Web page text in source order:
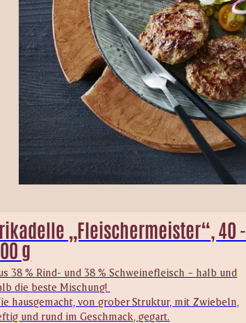
„Fleischermeister“, 40 -
g
38 % Rind- und 38 % Schweinefleisch – halb und
die beste Mischung!
hausgemacht, von grober Struktur, mit Zwiebeln,
und rund im Geschmack, gegart.